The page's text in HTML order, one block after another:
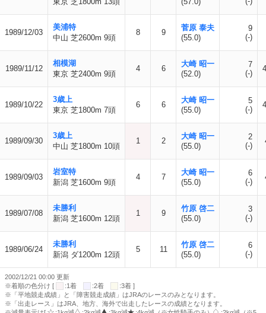
1989/12/03
美浦特
中山 芝2600m 9頭
8 9
菅原 泰夫
(55.0)
9
(-)
1989/11/12
相模湖
東京 芝2400m 9頭
4 6
大崎 昭一
(52.0)
7
(-)
1989/10/22
3歳上
東京 芝1800m 7頭
6 6
大崎 昭一
(55.0)
5
(-)
1989/09/30
3歳上
中山 芝1800m 10頭
1 2
大崎 昭一
(55.0)
2
(-)
1989/09/03
岩室特
新潟 芝1600m 9頭
4 7
大崎 昭一
(55.0)
6
(-)
1989/07/08
未勝利
新潟 芝1600m 12頭
1 9
竹原 啓二
(55.0)
3
(-)
1989/06/24
未勝利
新潟 ダ1200m 12頭
5 11
竹原 啓二
(55.0)
6
(-)
2002/12/21 00:00 更新
※着順の色分け [
:1着 :2着
:3着 ]
※「平地競走成績」と「障害競走成績」はJRAのレースのみとなります。
※「出走レース」はJRA、地方、海外で出走したレースの成績となります。